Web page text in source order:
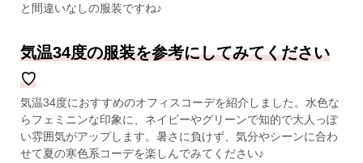
と間違いなしの服装ですね♪
気温34度の服装を参考にしてみてください
♡
気温34度におすすめのオフィスコーデを紹介しました。水色な
らフェミニンな印象に、ネイビーやグリーンで知的で大人っぽ
い雰囲気がアップします。暑さに負けず、気分やシーンに合わ
せて夏の寒色系コーデを楽しんでみてください♪